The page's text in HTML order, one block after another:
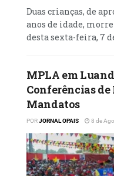
Duas crianças, de
anos de idade,
desta sexta-feira, 7
MPLA em
Conferências de
Mandatos
PORJORNAL OPAIS 8 de